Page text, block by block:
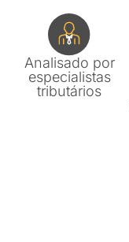
Analisado por
especialistas
tributários